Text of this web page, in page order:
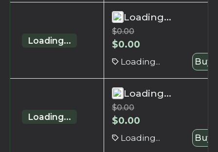
Loading...
Loading...
$0.00
$0.00
Loading... Buy
Loading...
Loading...
$0.00
$0.00
Loading... Buy